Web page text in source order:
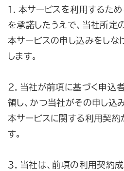
１．本サービスを利用するた
を承諾したうえで、当社所定
本サービスの申し込みをしな
します。
２．当社が前項に基づく申込
領し、かつ当社がその申し込
本サービスに関する利用契約
す。
３．当社は、前項の利用契約